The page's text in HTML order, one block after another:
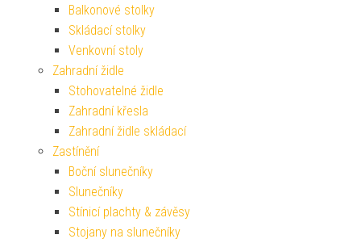
Balkonové stolky
Skládací stolky
Venkovní stoly
Zahradní židle
Stohovatelné židle
Zahradní křesla
Zahradní židle skládací
Zastínění
Boční slunečníky
Slunečníky
Stínicí plachty & závěsy
Stojany na slunečníky